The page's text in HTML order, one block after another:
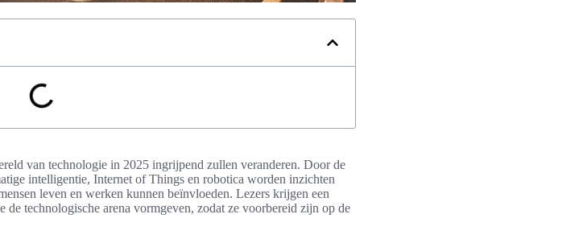
van technologie in 2025 ingrijpend zullen veranderen. Door de
intelligentie, Internet of Things en robotica worden inzichten
leven en werken kunnen beïnvloeden. Lezers krijgen een
technologische arena vormgeven, zodat ze voorbereid zijn op de